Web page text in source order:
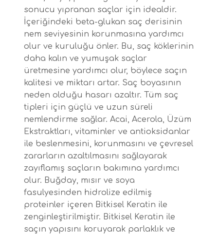
sonucu yıpranan saçlar için idealdir.
İçeriğindeki beta-glukan saç derisinin
nem seviyesinin korunmasına yardımcı
olur ve kuruluğu önler. Bu, saç köklerinin
daha kalın ve yumuşak saçlar
üretmesine yardımcı olur, böylece saçın
kalitesi ve miktarı artar. Saç boyasının
neden olduğu hasarı azaltır. Tüm saç
tipleri için güçlü ve uzun süreli
nemlendirme sağlar. Acai, Acerola, Üzüm
Ekstraktları, vitaminler ve antioksidanlar
ile beslenmesini, korunmasını ve çevresel
zararların azaltılmasını sağlayarak
zayıflamış saçların bakımına yardımcı
olur. Buğday, mısır ve soya
fasulyesinden hidrolize edilmiş
proteinler içeren Bitkisel Keratin ile
zenginleştirilmiştir. Bitkisel Keratin ile
saçın yapısını koruyarak parlaklık ve